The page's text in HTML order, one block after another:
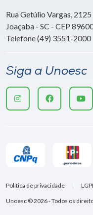
Rua Getúlio Vargas,
Joaçaba - SC - CEP
Telefone (49) 3551-2000
Siga a Unoesc
Unoesc © 2026 - Todos os
Política de privacidade